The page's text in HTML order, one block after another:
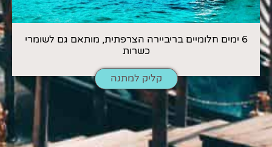
6 ימים חלומיים בריביירה הצרפתית, מותאם גם לשומרי
כשרות
קליק למתנה